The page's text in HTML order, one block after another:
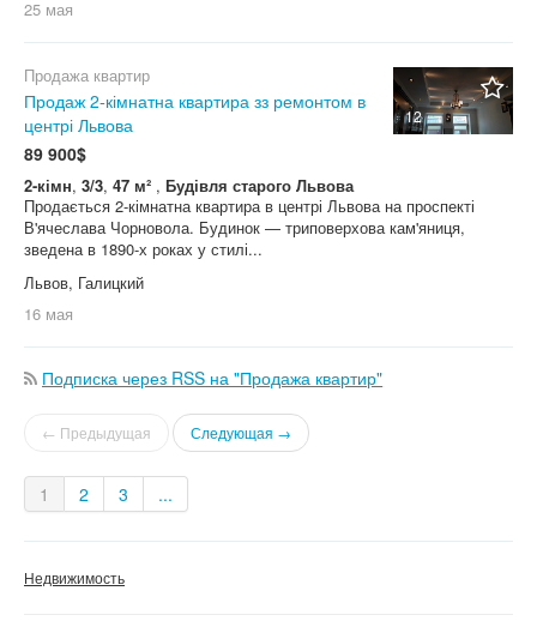
25 мая
12
Продажа квартир
Продаж 2-кімнатна квартира зз ремонтом в
центрі Львова
89 900$
2-кімн, 3/3, 47 м² , Будівля старого Львова
Продається 2-кімнатна квартира в центрі Львова на проспекті
В'ячеслава Чорновола. Будинок — триповерхова кам'яниця,
зведена в 1890-х роках у стилі...
Львов, Галицкий
16 мая
Подписка через RSS на "Продажа квартир"
← Предыдущая Следующая →
1 2 3 ...
Недвижимость